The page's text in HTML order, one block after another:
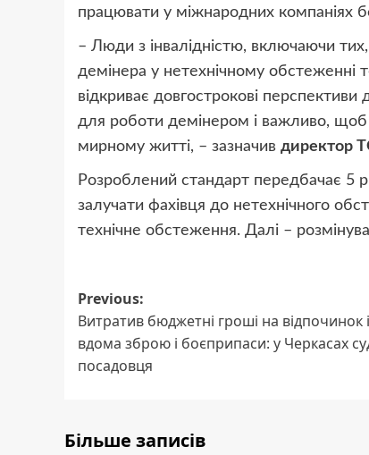
працювати у міжнародних компаніях
– Люди з інвалідністю, включаючи
демінера у нетехнічному обстеженні
відкриває довгострокові
для роботи демінером і важливо, щоб
мирному житті, – зазначив директор
Розроблений стандарт передбачає 5
залучати фахівця до нетехнічного
технічне обстеження. Далі –
Post
navigation
Previous:
Витратив бюджетні гроші на відпочинок
вдома зброю і боєприпаси: у Черкасах
посадовця
Більше записів